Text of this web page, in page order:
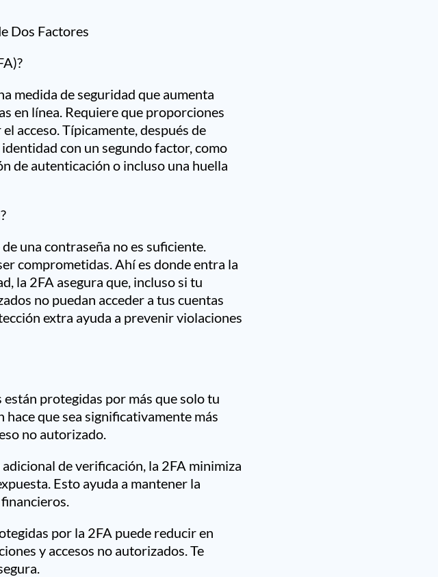
Dos Factores
medida de seguridad que aumenta
en línea. Requiere que proporciones
acceso. Típicamente, después de
con un segundo factor, como
de autenticación o incluso una huella
una contraseña no es suficiente.
comprometidas. Ahí es donde entra la
la 2FA asegura que, incluso si tu
no puedan acceder a tus cuentas
extra ayuda a prevenir violaciones
protegidas por más que solo tu
que sea significativamente más
no autorizado.
de verificación, la 2FA minimiza
Esto ayuda a mantener la
por la 2FA puede reducir en
y accesos no autorizados. Te